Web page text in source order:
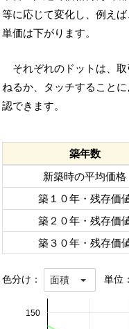
等に応じて変化し、例え
単価は下がります。
それぞれのドットは、
ねるか、タッチすること
認できます。
築年数
新築時の平均価格
築１０年・残存価
築２０年・残存価
築３０年・残存価
色分け： 面積 単位：
150